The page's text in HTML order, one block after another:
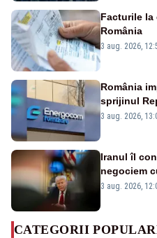
Facturile la
România
3 aug. 2026,
România
sprijinul
3 aug. 2026,
Iranul îl
negociem
3 aug. 2026,
CATEGORII